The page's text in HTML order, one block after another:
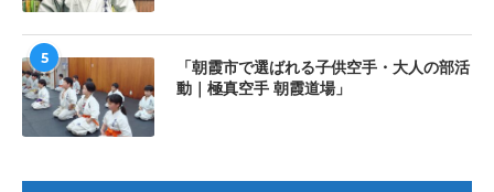
5
「朝霞市で選ばれる子供空手・大人の部活
動｜極真空手 朝霞道場」